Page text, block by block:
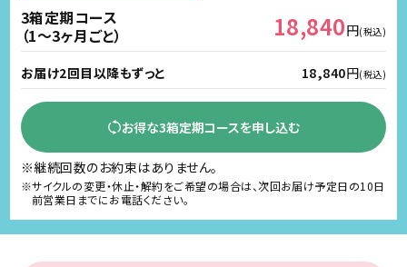
3箱定期コース
（1～3ヶ月ごと）
18,840円(税込)
お届け2回目以降もずっと 18,840円(税込)
お得な3箱定期コースを申し込む
※継続回数のお約束はありません。
※サイクルの変更・休止・解約をご希望の場合は、次回お届け予定日の10日
前営業日までにお電話ください。